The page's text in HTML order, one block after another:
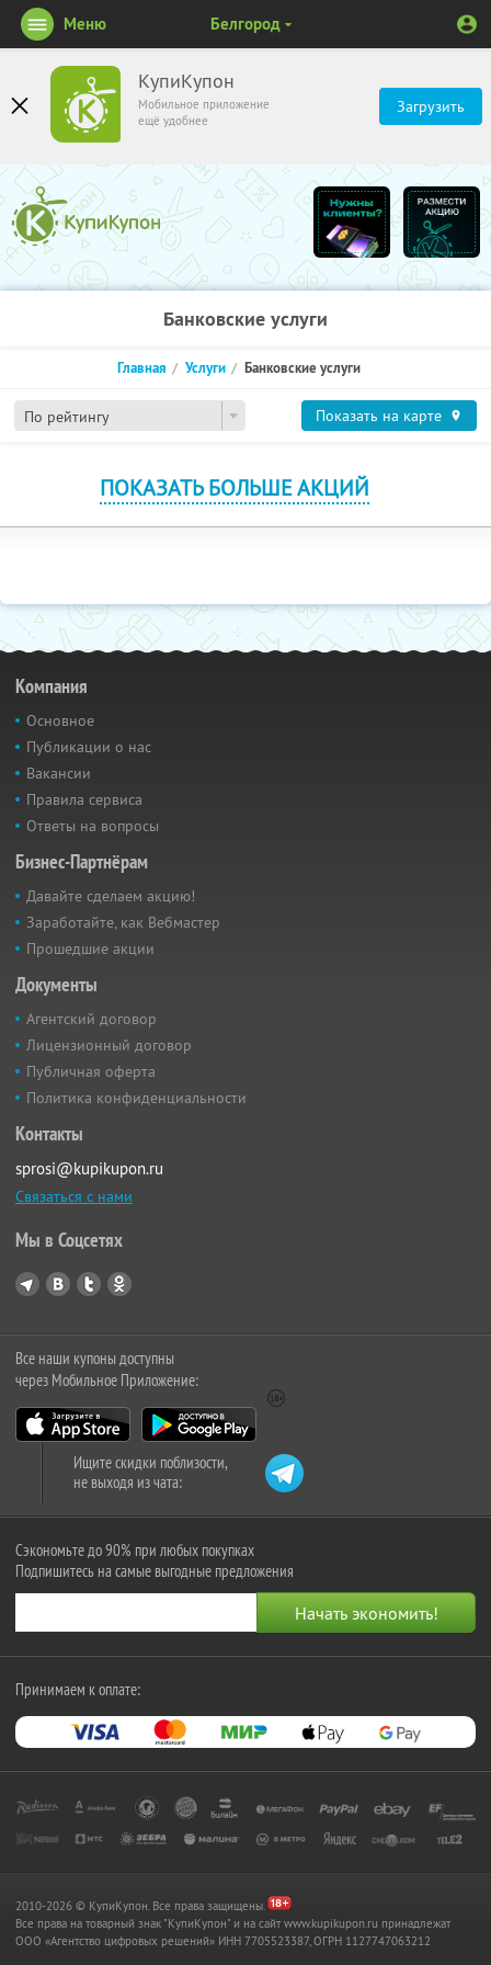
КупиКупон
Мобильное приложение
ещё удобнее
Загрузить
Меню Белгород
Банковские услуги
По рейтингу
Главная Услуги Банковские услуги
Показать на карте
ПОКАЗАТЬ БОЛЬШЕ АКЦИЙ
Компания
Основное
Публикации о нас
Вакансии
Правила сервиса
Ответы на вопросы
Бизнес-Партнёрам
Давайте сделаем акцию!
Заработайте, как Вебмастер
Прошедшие акции
Документы
Агентский договор
Лицензионный договор
Публичная оферта
Политика конфиденциальности
Контакты
sprosi@kupikupon.ru
Связаться с нами
Мы в Соцсетях
Все наши купоны доступны
через Мобильное Приложение:
Ищите скидки поблизости,
не выходя из чата:
Сэкономьте до 90% при любых покупках
Подпишитесь на самые выгодные предложения
Принимаем к оплате:
2010-2026 © КупиКупон. Все права защищены.
Все права на товарный знак "КупиКупон" и на сайт www.kupikupon.ru принадлежат
OOO «Агентство цифровых решений» ИНН 7705523387, ОГРН 1127747063212